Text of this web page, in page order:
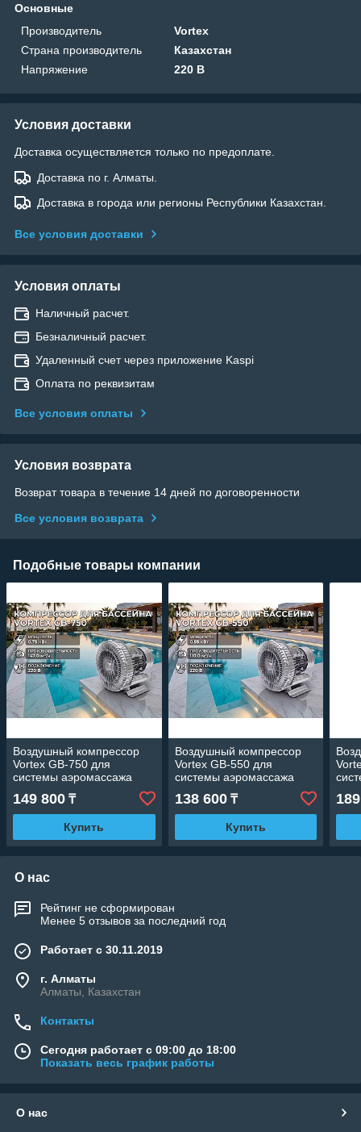
Основные
Производитель
Vortex
Страна производитель
Казахстан
Напряжение
220 В
Условия доставки
Доставка осуществляется только по предоплате.
Доставка по г. Алматы.
Доставка в города или регионы Республики Казахстан.
Все условия доставки
Условия оплаты
Наличный расчет.
Безналичный расчет.
Удаленный счет через приложение Kaspi
Оплата по реквизитам
Все условия оплаты
Условия возврата
Возврат товара в течение 14 дней по договоренности
Все условия возврата
Подобные товары компании
Воздушный компрессор
Vortex GB-750 для
системы аэромассажа
(Производительность 147
м3/ч, мощность 0,75 кВт,
220В)
149 800 ₸
Купить
Воздушный компрессор
Vortex GB-550 для
системы аэромассажа
(Производительность 110
м3/ч, мощность 0,55 кВт,
220В)
138 600₸
Купить
м3/
О нас
Рейтинг не сформирован
Менее 5 отзывов за последний год
Работает с 30.11.2019
г. Алматы
Алматы, Казахстан
Контакты
Сегодня работает с 09:00 до 18:00
Показать весь график работы
О нас